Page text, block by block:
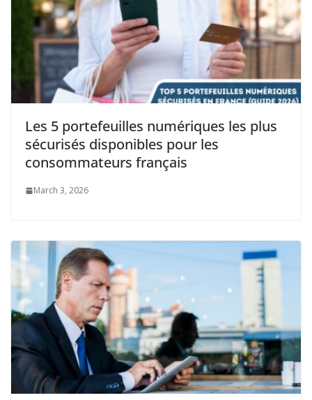
Les 5 portefeuilles numériques les plus
sécurisés disponibles pour les
consommateurs français
March 3, 2026